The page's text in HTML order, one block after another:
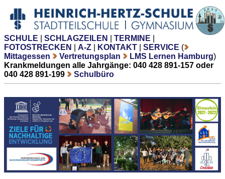
SCHULE SCHLAGZEILEN TERMINE
FOTOSTRECKEN
A-Z KONTAKT SERVICE (
Mittagessen
Vertretungsplan LMS Lernen Hamburg)
Krankmeldungen alle Jahrgänge: 040 428 891-157 oder
040 428 891-199
Schulbüro